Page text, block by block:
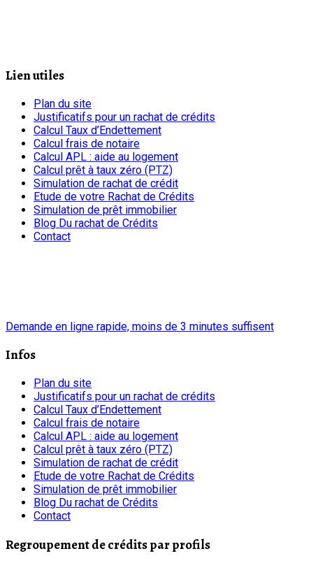
Lien utiles
Plan du site
Justificatifs pour un rachat de crédits
Calcul Taux d’Endettement
Calcul frais de notaire
Calcul APL : aide au logement
Calcul prêt à taux zéro (PTZ)
Simulation de rachat de crédit
Etude de votre Rachat de Crédits
Simulation de prêt immobilier
Blog Du rachat de Crédits
Contact
Demande en ligne rapide, moins de 3 minutes suffisent
Infos
Plan du site
Justificatifs pour un rachat de crédits
Calcul Taux d’Endettement
Calcul frais de notaire
Calcul APL : aide au logement
Calcul prêt à taux zéro (PTZ)
Simulation de rachat de crédit
Etude de votre Rachat de Crédits
Simulation de prêt immobilier
Blog Du rachat de Crédits
Contact
Regroupement de crédits par profils